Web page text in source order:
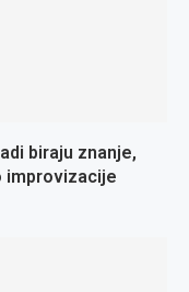
biraju znanje,
improvizacije